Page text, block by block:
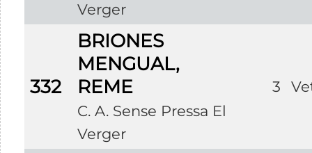
Verger
332
BRIONES
MENGUAL,
REME
C. A. Sense Pressa El
Verger
3